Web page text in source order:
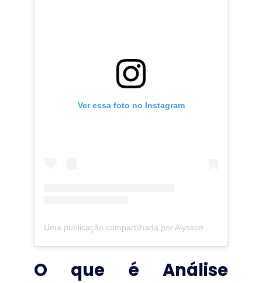
Ver essa foto no Instagram
O que é Análise